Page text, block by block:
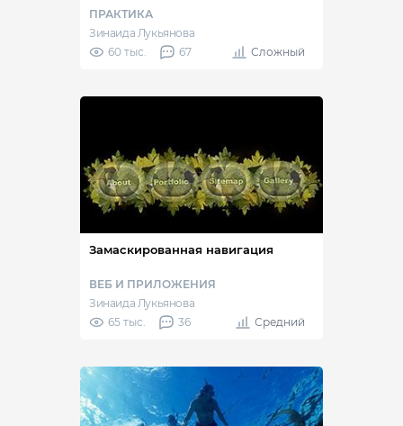
ПРАКТИКА
Зинаида Лукьянова
60 тыс.
67 Сложный
Замаскированная навигация
ВЕБ И ПРИЛОЖЕНИЯ
Зинаида Лукьянова
65 тыс.
36 Средний